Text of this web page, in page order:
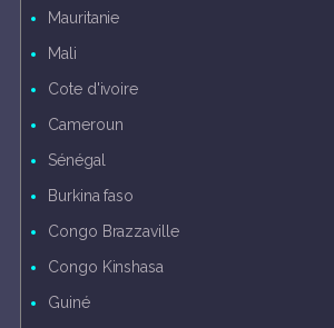
Mauritanie
Mali
Cote d'ivoire
Cameroun
Sénégal
Burkina faso
Congo Brazzaville
Congo Kinshasa
Guiné